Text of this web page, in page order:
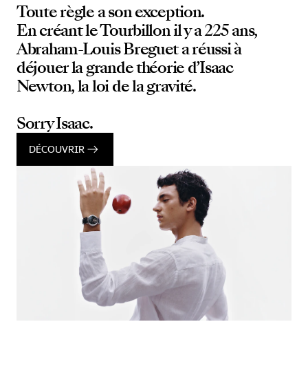
Toute règle a son exception.
En créant le Tourbillon il y a 225 ans,
Abraham-Louis Breguet a réussi à
déjouer la grande théorie d’Isaac
Newton, la loi de la gravité.
Sorry Isaac.
DÉCOUVRIR